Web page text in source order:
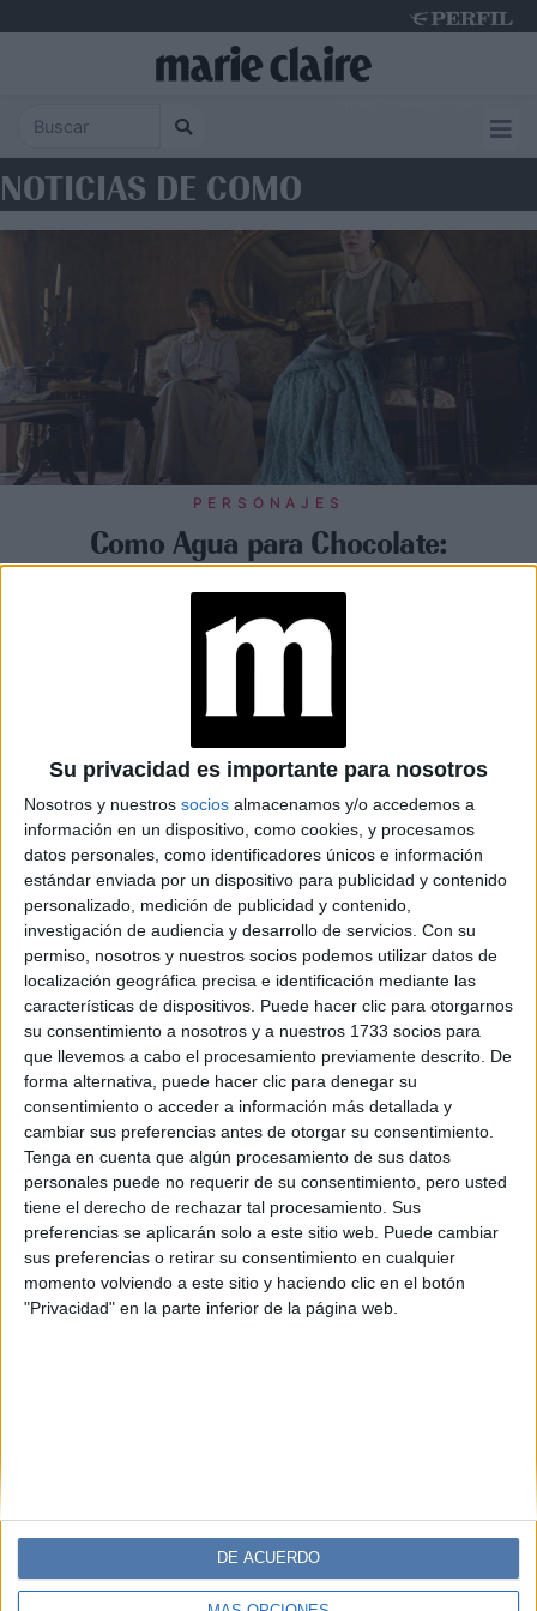
Su privacidad es importante para nosotros
Nosotros y nuestros socios almacenamos y/o accedemos a
información en un dispositivo, como cookies, y procesamos
datos personales, como identificadores únicos e información
estándar enviada por un dispositivo para publicidad y contenido
personalizado, medición de publicidad y contenido,
investigación de audiencia y desarrollo de servicios. Con su
permiso, nosotros y nuestros socios podemos utilizar datos de
localización geográfica precisa e identificación mediante las
características de dispositivos. Puede hacer clic para otorgarnos
su consentimiento a nosotros y a nuestros 1733 socios para
que llevemos a cabo el procesamiento previamente descrito. De
forma alternativa, puede hacer clic para denegar su
consentimiento o acceder a información más detallada y
cambiar sus preferencias antes de otorgar su consentimiento.
Tenga en cuenta que algún procesamiento de sus datos
personales puede no requerir de su consentimiento, pero usted
tiene el derecho de rechazar tal procesamiento. Sus
preferencias se aplicarán solo a este sitio web. Puede cambiar
sus preferencias o retirar su consentimiento en cualquier
momento volviendo a este sitio y haciendo clic en el botón
"Privacidad" en la parte inferior de la página web.
DE ACUERDO
NOTICIAS DE COMO
PERSONAJES
Como Agua para Chocolate:
Una serie que revive el México
del siglo XX con amor,
tradición y emociones
Espacio Publicitario
TURISMO 25-11-2024 12:49
Refugios de ensueño: las villas de lujo
más exclusivas del mundo
Desde el encanto histórico del Lago Como hasta la
serenidad de Bali, estas propiedades redefinen el lujo con
diseño espectacular, privacidad absoluta y paisajes de
ensueño.